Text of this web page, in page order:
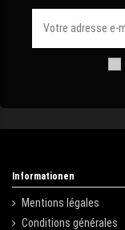
Informationen
Mentions légales
Conditions générales